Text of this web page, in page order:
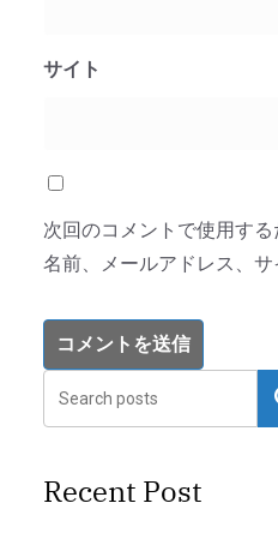
サイト
次回のコメントで使用す
名前、メールアドレス、サ
Recent Post